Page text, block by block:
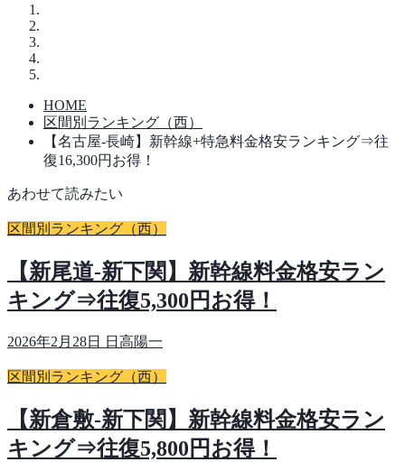
HOME
区間別ランキング（西）
【名古屋-長崎】新幹線+特急料金格安ランキング⇒往
復16,300円お得！
あわせて読みたい
区間別ランキング（西）
【新尾道-新下関】新幹線料金格安ラン
キング⇒往復5,300円お得！
2026年2月28日 日高陽一
区間別ランキング（西）
【新倉敷-新下関】新幹線料金格安ラン
キング⇒往復5,800円お得！